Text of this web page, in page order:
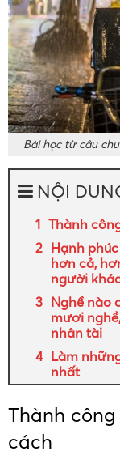
Bài học từ câu
NỘI
Thành
Hạnh
hơn cả,
người
Nghề nào
mươi
nhân tài
Làm
nhất
Thành
cách